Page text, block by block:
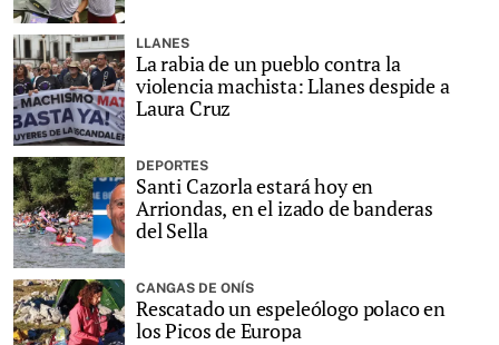
LLANES
La rabia de un pueblo contra la
violencia machista: Llanes despide a
Laura Cruz
DEPORTES
Santi Cazorla estará hoy en
Arriondas, en el izado de banderas
del Sella
CANGAS DE ONÍS
Rescatado un espeleólogo polaco en
los Picos de Europa